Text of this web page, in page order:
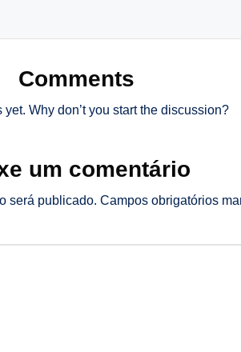
Comments
yet. Why don’t you start the discussion?
um comentário
será publicado. Campos obrigatórios